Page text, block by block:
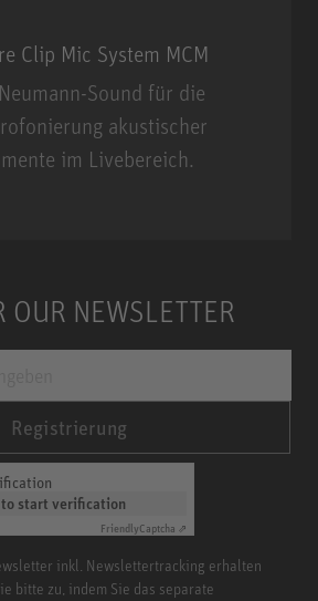
Clip Mic System MCM
Sound für die
akustischer
im Livebereich.
OUR NEWSLETTER
Registrierung
start verification
FriendlyCaptcha ⇗
inkl. Newslettertracking erhalten
bitte zu, indem Sie das separate